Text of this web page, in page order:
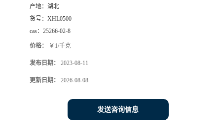
产地： 湖北
货号： XHL0500
cas： 25266-02-8
价格： ￥1/千克
发布日期： 2023-08-11
更新日期： 2026-08-08
发送咨询信息